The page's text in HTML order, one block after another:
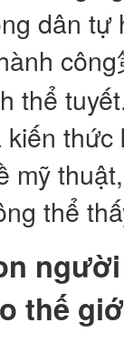
dân
thể
mỹ
thể
thế